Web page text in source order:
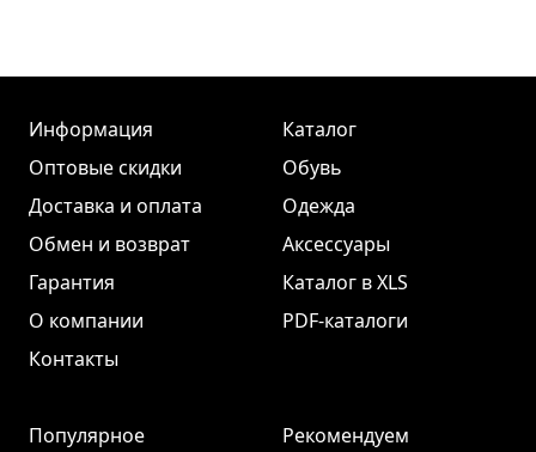
Информация
Оптовые скидки
Доставка и оплата
Обмен и возврат
Гарантия
О компании
Контакты
Каталог
Обувь
Одежда
Аксессуары
Каталог в XLS
PDF-каталоги
Популярное
Рекомендуем